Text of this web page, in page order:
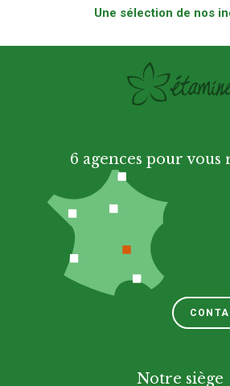
Une sélection de nos
6 agences pour vous
Notre siège